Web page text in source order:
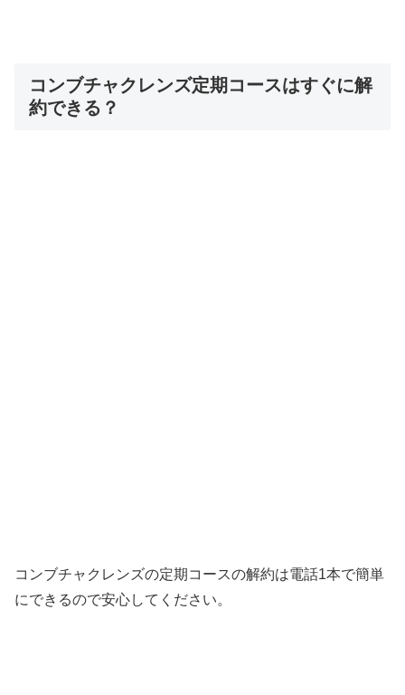
コンブチャクレンズ定期コースはすぐに解
約できる？
コンブチャクレンズの定期コースの解約は電話1本で簡単
にできるので安心してください。